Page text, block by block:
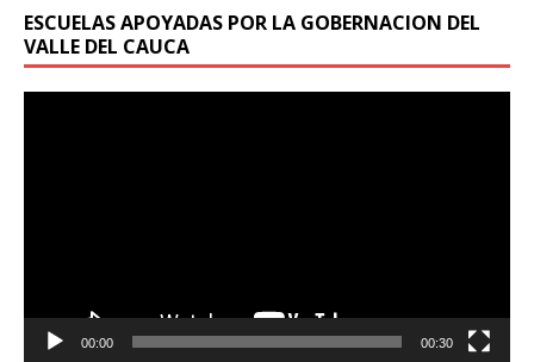
ESCUELAS APOYADAS POR LA GOBERNACION DEL
VALLE DEL CAUCA
00:00 00:30